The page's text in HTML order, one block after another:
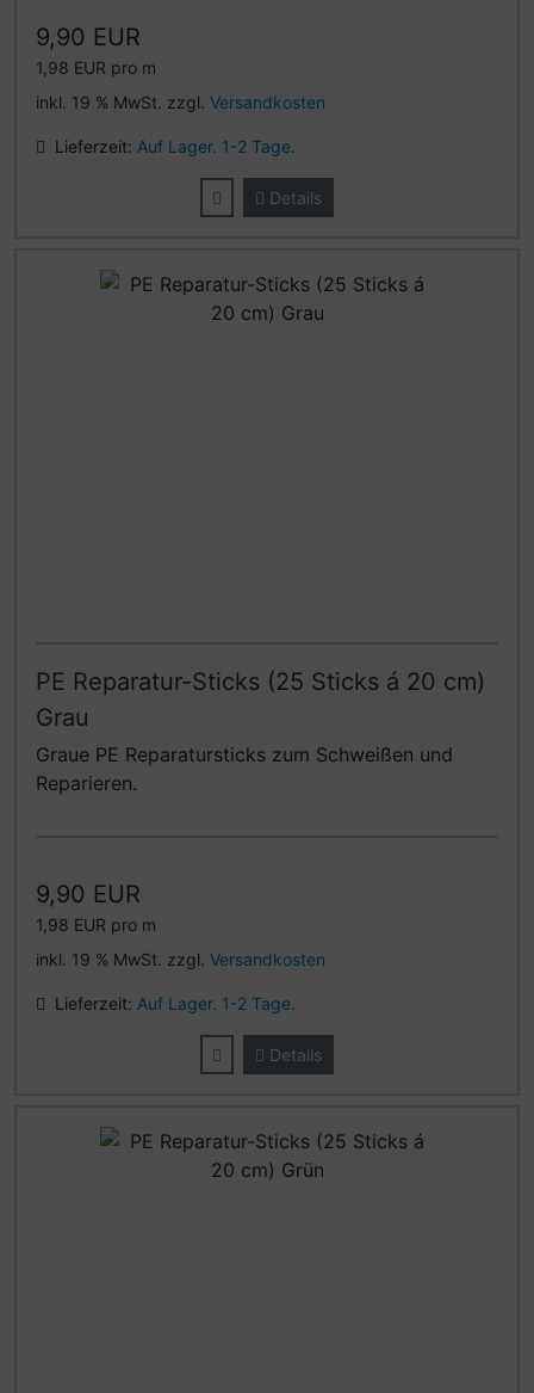
9,90 EUR
1,98 EUR pro m
inkl. 19 % MwSt. zzgl. Versandkosten
Lieferzeit: Auf Lager. 1-2 Tage.
Details
PE Reparatur-Sticks (25 Sticks á 20 cm)
Grau
Graue PE Reparatursticks zum Schweißen und
Reparieren.
9,90 EUR
1,98 EUR pro m
inkl. 19 % MwSt. zzgl. Versandkosten
Lieferzeit: Auf Lager. 1-2 Tage.
Details